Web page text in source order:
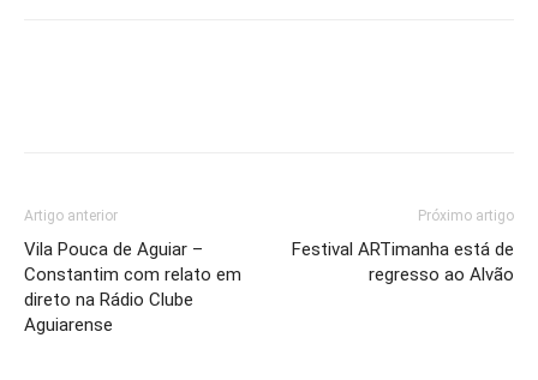
Artigo anterior
Vila Pouca de Aguiar –
Constantim com relato em
direto na Rádio Clube
Aguiarense
Próximo artigo
Festival ARTimanha está de
regresso ao Alvão